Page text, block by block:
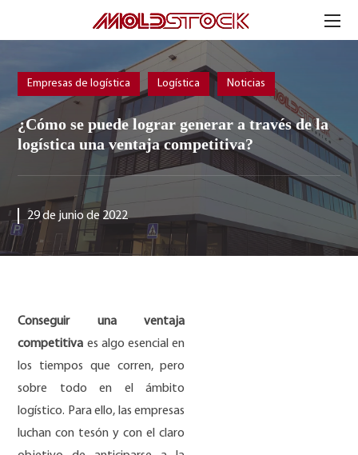
Empresas de logística Logística Noticias
¿Cómo se puede lograr generar a través de la
logística una ventaja competitiva?
29 de junio de 2022
Conseguir una ventaja
competitiva es algo esencial en
los tiempos que corren, pero
sobre todo en el ámbito
logístico. Para ello, las empresas
luchan con tesón y con el claro